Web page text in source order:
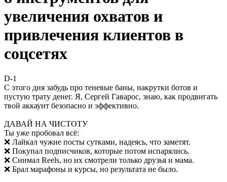
увеличения охватов и
привлечения клиентов в
соцсетях
D-1
С этого дня забудь про теневые баны, накрутки ботов и
пустую трату денег. Я, Сергей Гаварос, знаю, как продвигать
твой аккаунт безопасно и эффективно.
ДАВАЙ НА ЧИСТОТУ
Ты уже пробовал всё:
❌ Лайкал чужие посты сутками, надеясь, что заметят.
❌ Покупал подписчиков, которые потом испарялись.
❌ Снимал Reels, но их смотрели только друзья и мама.
❌ Брал марафоны и курсы, но результата не было.